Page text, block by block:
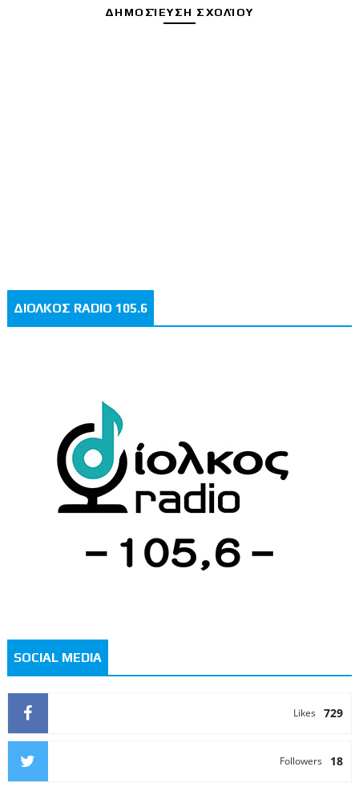
ΔΗΜΟΣΊΕΥΣΗ ΣΧΟΛΊΟΥ
ΔΙΟΛΚΟΣ RADIO 105.6
SOCIAL MEDIA
729
Likes
18
Followers